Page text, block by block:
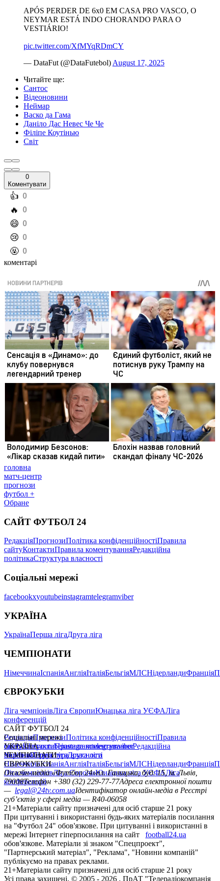
APÓS PERDER DE 6x0 EM CASA PRO VASCO, O
NEYMAR ESTÁ INDO CHORANDO PARA O
VESTIÁRIO!
pic.twitter.com/XfMYqRDmCY
— DataFut (@DataFutebol)August 17, 2025
Читайте ще:
Сантос
Відеоновини
Неймар
Васко да Гама
Даніло Дас Невес Че Че
Філіпе Коутінью
Світ
0
Коментувати
️👍 0
️🔥 0
️😄 0
️😢 0
️🤬 0
коментарі
головна
матч-центр
прогнози
футбол +
Обране
САЙТ ФУТБОЛ 24
РедакціяПрогнозиПолітика конфіденційностіПравила
сайтуКонтактиПравила коментуванняРедакційна
політикаСтруктура власності
Соціальні мережі
facebookxyoutubeinstagramtelegramviber
УКРАЇНА
УкраїнаПерша лігаДруга ліга
ЧЕМПІОНАТИ
НімеччинаІспаніяАнгліяІталіяБельгіяМЛСНідерландиФранція
ЄВРОКУБКИ
Ліга чемпіонівЛіга ЄвропиЮнацька ліга УЄФАЛіга
конференцій
САЙТ ФУТБОЛ 24
РедакціяПрогнозиПолітика конфіденційностіПравила
сайтуКонтактиПравила коментуванняРедакційна
політикаСтруктура власності
Соціальні мережі
facebookxyoutubeinstagramtelegramviber
УКРАЇНА
УкраїнаПерша лігаДруга ліга
ЧЕМПІОНАТИ
НімеччинаІспаніяАнгліяІталіяБельгіяМЛСНідерландиФранція
ЄВРОКУБКИ
Ліга чемпіонівЛіга ЄвропиЮнацька ліга УЄФАЛіга
конференцій
Онлайн-медіа «Футбол 24»пл. Галицька, буд. 15, м. Львів,
79008Телефон +380 (32) 229-77-77Адреса електронної пошти
— legal@24tv.com.uaІдентифікатор онлайн-медіа в Реєстрі
суб’єктів у сфері медіа — R40-06058
21+Матеріали сайту призначені для осіб старше 21 року
При цитуванні і використанні будь-яких матеріалів посилання
на "Футбол 24" обов'язкове. При цитуванні і використанні в
мережі Інтернет гіперпосилання на сайт
football24.ua
обов'язкове. Матеріали зі знаком "Спецпроект",
"Партнерський матеріал", "Реклама", "Новини компаній"
публікуємо на правах реклами.
21+Матеріали сайту призначені для осіб старше 21 року
Усi права захищенi. © 2005 - 2026 , ПрАТ "Телерадіокомпанія